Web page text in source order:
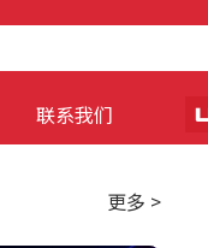
联系我们
更多 >